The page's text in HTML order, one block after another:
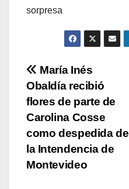
sorpresa
Navegación
de
entradas
María Inés
Obaldía recibió
flores de parte de
Carolina Cosse
como despedida de
la Intendencia de
Montevideo